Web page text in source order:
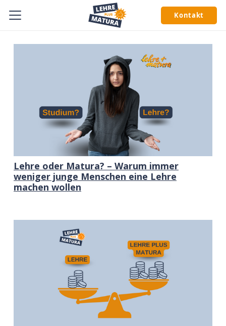
Kontakt
Lehre oder Matura? – Warum immer
weniger junge Menschen eine Lehre
machen wollen